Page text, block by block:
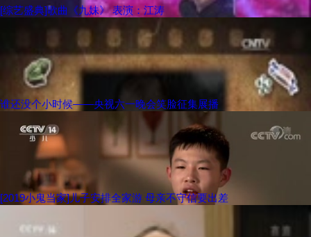
[综艺盛典]歌曲《九妹》 表演：江涛
谁还没个小时候——央视六一晚会笑脸征集展播
[2019小鬼当家]儿子安排全家游 母亲不守信要出差